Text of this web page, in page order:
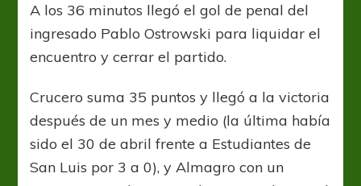
A los 36 minutos llegó el gol de penal del
ingresado Pablo Ostrowski para liquidar el
encuentro y cerrar el partido.
Crucero suma 35 puntos y llegó a la victoria
después de un mes y medio (la última había
sido el 30 de abril frente a Estudiantes de
San Luis por 3 a 0), y Almagro con un